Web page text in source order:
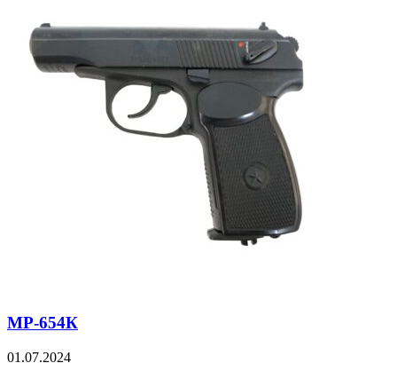
МР-654К
01.07.2024